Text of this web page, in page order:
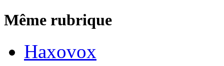
Même rubrique
Haxovox